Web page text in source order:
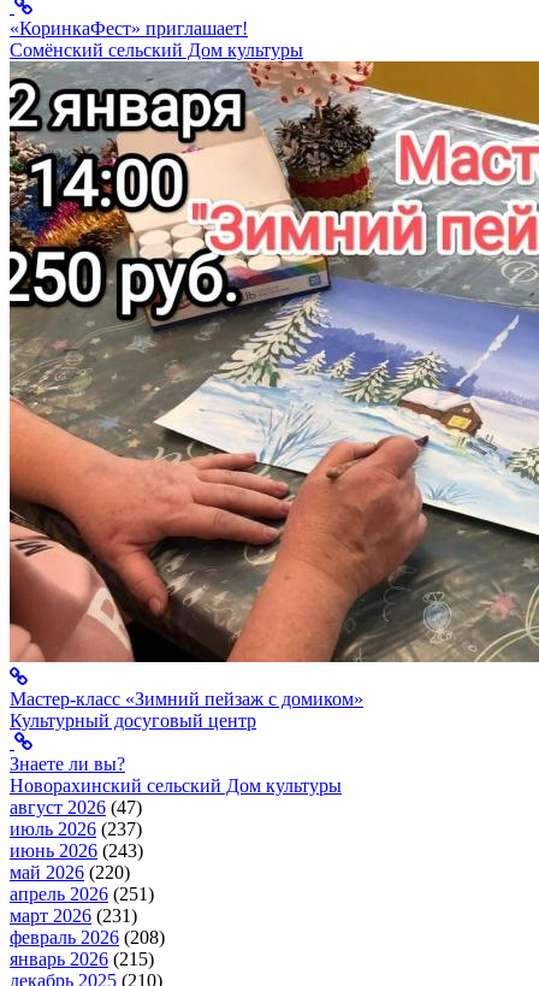
«КоринкаФест» приглашает!
Сомёнский сельский Дом культуры
Мастер-класс «Зимний пейзаж с домиком»
Культурный досуговый центр
Знаете ли вы?
Новорахинский сельский Дом культуры
август 2026 (47)
июль 2026 (237)
июнь 2026 (243)
май 2026 (220)
апрель 2026 (251)
март 2026 (231)
февраль 2026 (208)
январь 2026 (215)
декабрь 2025 (210)